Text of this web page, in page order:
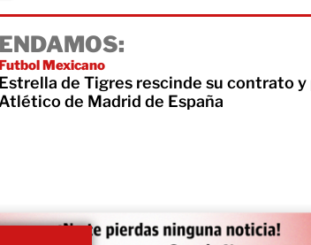
Mexicano
Estrella de Tigres rescinde su contrato y
Atlético de Madrid de España